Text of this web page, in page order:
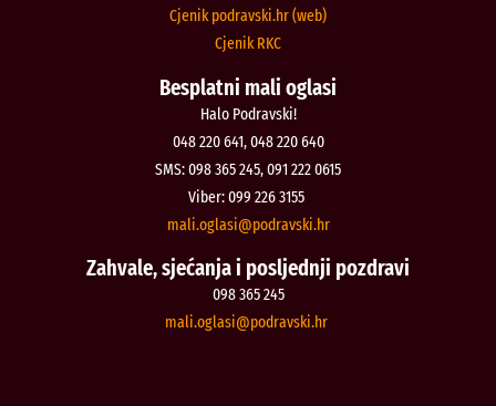
Cjenik podravski.hr (web)
Cjenik RKC
Besplatni mali oglasi
Halo Podravski!
048 220 641, 048 220 640
SMS: 098 365 245, 091 222 0615
Viber: 099 226 3155
rh.iksvardop
@isalgo.ilam
Zahvale, sjećanja i posljednji pozdravi
098 365 245
rh.iksvardop
@isalgo.ilam